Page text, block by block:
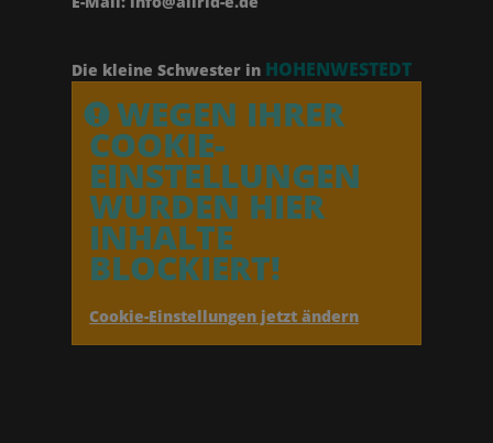
Die kleine Schwester in HOHENWESTEDT
WEGEN IHRER
COOKIE-
EINSTELLUNGEN
WURDEN HIER
INHALTE
BLOCKIERT!
Cookie-Einstellungen jetzt ändern